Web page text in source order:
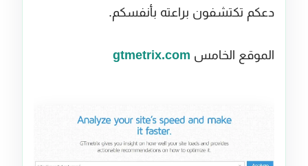
دعكم تكتشفون براعته بأنفسكم.
الموقع الخامس gtmetrix.com